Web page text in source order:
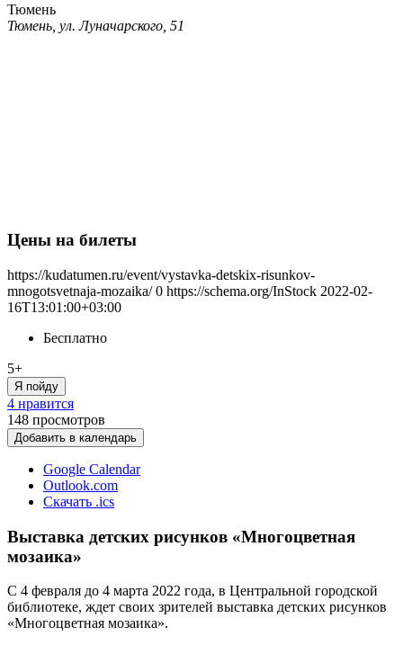
Тюмень
Тюмень, ул. Луначарского, 51
Цены на билеты
https://kudatumen.ru/event/vystavka-detskix-risunkov-
mnogotsvetnaja-mozaika/ 0 https://schema.org/InStock 2022-02-
16T13:01:00+03:00
Бесплатно
5+
Я пойду
4 нравится
148 просмотров
Добавить в календарь
Google Calendar
Outlook.com
Скачать .ics
Выставка детских рисунков «Многоцветная
мозаика»
С 4 февраля до 4 марта 2022 года, в Центральной городской
библиотеке, ждет своих зрителей выставка детских рисунков
«Многоцветная мозаика».